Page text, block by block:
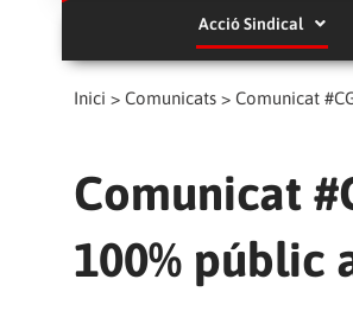
Acció Sindical
Inici > Comunicats > Comunicat
Comunicat
100% públic